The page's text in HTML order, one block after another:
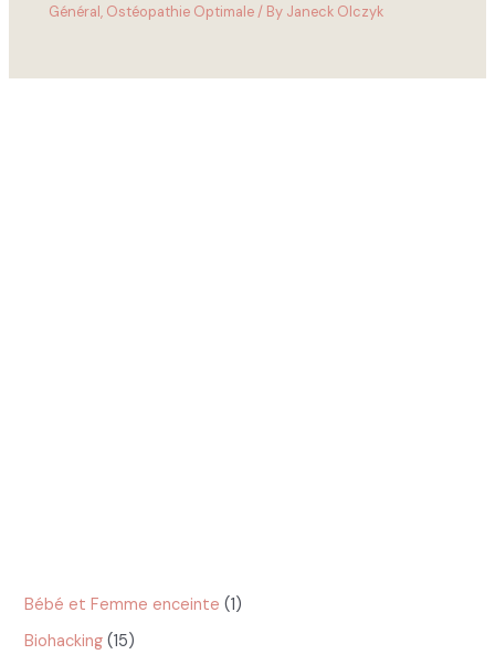
Général, Ostéopathie Optimale / By Janeck Olczyk
Bébé et Femme enceinte (1)
Biohacking (15)